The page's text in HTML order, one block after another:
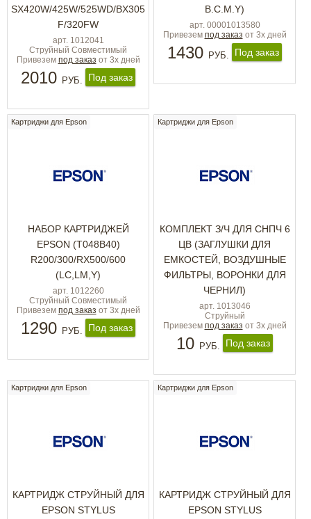
SX420W/425W/525WD/BX305
F/320FW
арт. 1012041
Струйный Совместимый
Привезем под заказ от 3х дней
2010 РУБ. Под заказ
B.C.M.Y)
арт. 00001013580
Привезем под заказ от 3х дней
1430 РУБ. Под заказ
Картриджи для Epson
НАБОР КАРТРИДЖЕЙ
EPSON (T048B40)
R200/300/RX500/600
(LC,LM,Y)
арт. 1012260
Струйный Совместимый
Привезем под заказ от 3х дней
1290 РУБ. Под заказ
Картриджи для Epson
КОМПЛЕКТ З/Ч ДЛЯ СНПЧ 6
ЦВ (ЗАГЛУШКИ ДЛЯ
ЕМКОСТЕЙ, ВОЗДУШНЫЕ
ФИЛЬТРЫ, ВОРОНКИ ДЛЯ
ЧЕРНИЛ)
арт. 1013046
Струйный
Привезем под заказ от 3х дней
10 РУБ. Под заказ
Картриджи для Epson
КАРТРИДЖ СТРУЙНЫЙ ДЛЯ
EPSON STYLUS
Картриджи для Epson
КАРТРИДЖ СТРУЙНЫЙ ДЛЯ
EPSON STYLUS